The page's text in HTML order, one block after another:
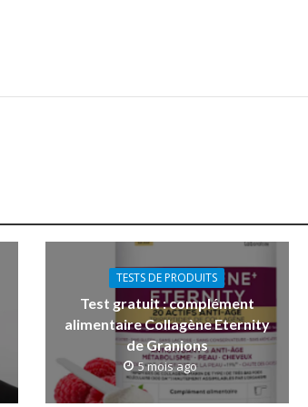
TESTS DE PRODUITS
Test gratuit : complément
alimentaire Collagène Eternity
de Granions
5 mois ago